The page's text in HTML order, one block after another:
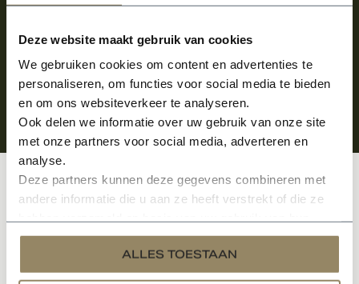
Deze website maakt gebruik van cookies
We gebruiken cookies om content en advertenties te
personaliseren, om functies voor social media te bieden
en om ons websiteverkeer te analyseren.
Ook delen we informatie over uw gebruik van onze site
met onze partners voor social media, adverteren en
analyse.
Deze partners kunnen deze gegevens combineren met
andere informatie die u aan ze heeft verstrekt of die ze
services.
ALLES TOESTAAN
Klantenservice